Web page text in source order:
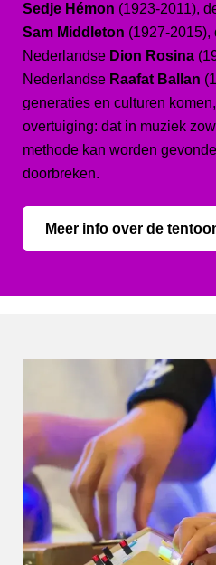
Sedje Hémon (1923-2011),
Sam Middleton (1927-2015),
Nederlandse Dion Rosina
Nederlandse Raafat Ballan
generaties en culturen
overtuiging: dat in muziek
methode kan worden
doorbreken.
Meer info over de